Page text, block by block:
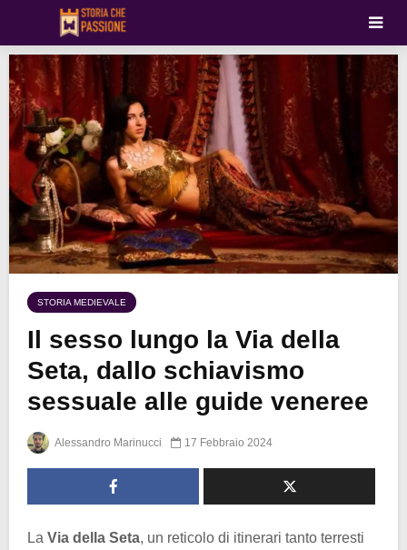
STORIA MEDIEVALE
Il sesso lungo la Via della
Seta, dallo schiavismo
sessuale alle guide veneree
Alessandro Marinucci 17 Febbraio 2024
La Via della Seta, un reticolo di itinerari tanto terresti